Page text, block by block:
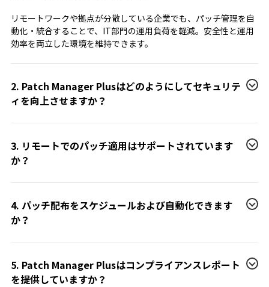
リモートワークや拠点が分散している企業でも、パッチ管理を自
動化・統合することで、IT部門の運用負荷を軽減。安全性と運用
効率を両立した環境を維持できます。
2. Patch Manager Plusはどのようにしてセキュリテ
ィを向上させますか？
3. リモートでのパッチ適用はサポートされています
か？
4. パッチ配布をスケジュールおよび自動化できます
か？
5. Patch Manager Plusはコンプライアンスレポート
を提供していますか？